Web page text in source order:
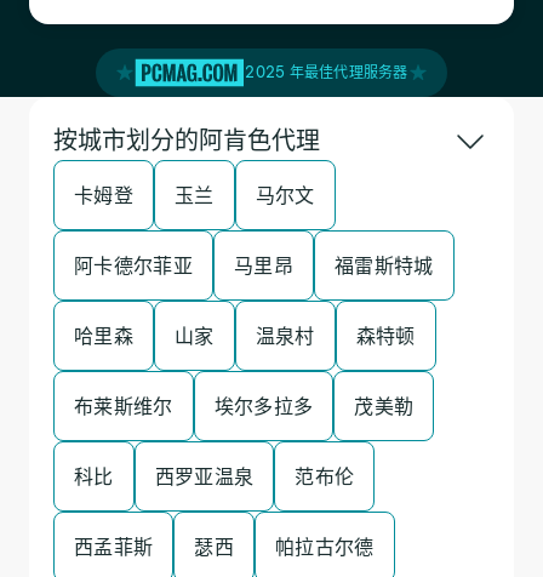
2025 年最佳代理服务器
按城市划分的阿肯色代理
卡姆登 玉兰 马尔文
阿卡德尔菲亚 马里昂 福雷斯特城
哈里森 山家 温泉村 森特顿
布莱斯维尔 埃尔多拉多 茂美勒
科比 西罗亚温泉 范布伦
西孟菲斯 瑟西 帕拉古尔德